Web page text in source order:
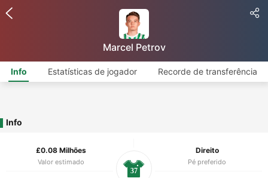
Marcel Petrov
Info Estatísticas de jogador Recorde de transferência
Info
£0.08 Milhões
Valor estimado
Direito
Pé preferido
37